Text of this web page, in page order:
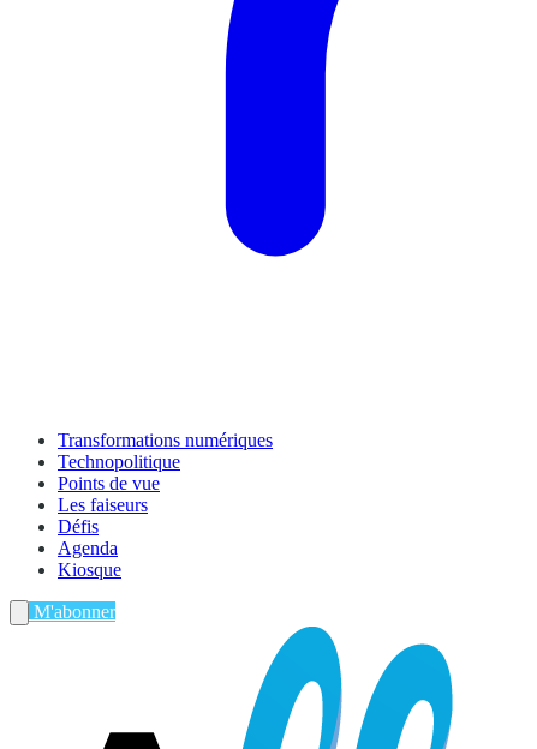
Transformations numériques
Technopolitique
Points de vue
Les faiseurs
Défis
Agenda
Kiosque
M'abonner